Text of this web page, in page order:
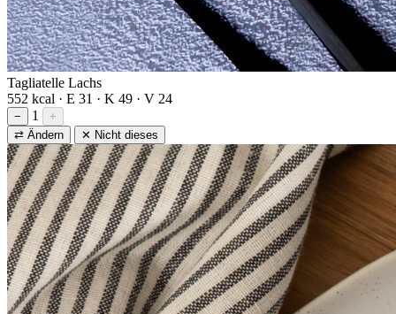
Tagliatelle Lachs
552 kcal · E 31 · K 49 · V 24
− 1
+
⇄ Ändern
✕ Nicht dieses